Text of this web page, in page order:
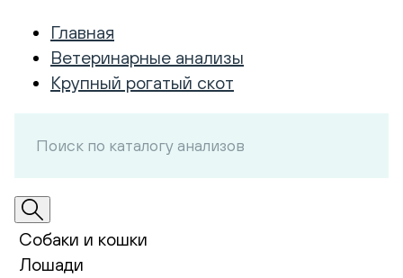
Главная
Ветеринарные анализы
Крупный рогатый скот
Собаки и кошки
Лошади